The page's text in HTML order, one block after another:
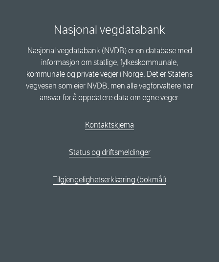
Nasjonal vegdatabank
Nasjonal vegdatabank (NVDB) er en database med
informasjon om statlige, fylkeskommunale,
kommunale og private veger i Norge. Det er Statens
vegvesen som eier NVDB, men alle vegforvaltere har
ansvar for å oppdatere data om egne veger.
Kontaktskjema
Status og driftsmeldinger
Tilgjengelighetserklæring (bokmål)